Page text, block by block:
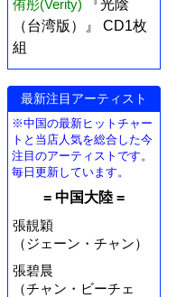
侑彤(Verity)
『光陰
（台湾版）』 CD1枚
組
最新注目アーティスト
※中国の最新ヒットチャー
トと当店人気を総合した今
注目のアーティストです。
毎日更新しています。
= 中国大陸 =
張靚穎
（ジェーン・チャン）
張碧晨
（チャン・ビーチェ